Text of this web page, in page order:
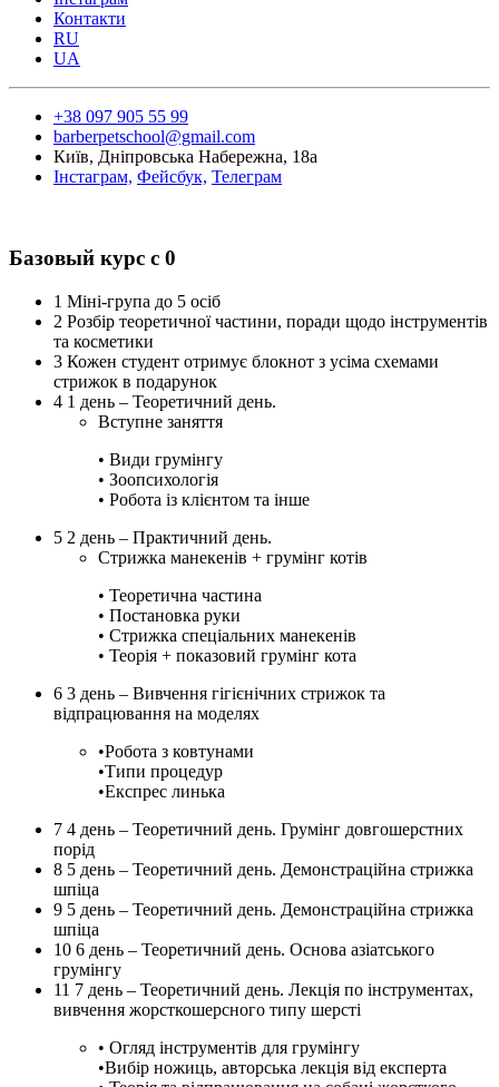
Контакти
RU
UA
+38 097 905 55 99
barberpetschool@gmail.com
Київ, Дніпровська Набережна, 18а
Інстаграм, Фейсбук, Телеграм
Базовый курс с 0
1 Міні-група до 5 осіб
2 Розбір теоретичної частини, поради щодо інструментів
та косметики
3 Кожен студент отримує блокнот з усіма схемами
стрижок в подарунок
4 1 день – Теоретичний день.
Вступне заняття
• Види грумінгу
• Зоопсихологія
• Робота із клієнтом та інше
5 2 день – Практичний день.
Стрижка манекенів + грумінг котів
• Теоретична частина
• Постановка руки
• Стрижка спеціальних манекенів
• Теорія + показовий грумінг кота
6 3 день – Вивчення гігієнічних стрижок та
відпрацювання на моделях
•Робота з ковтунами
•Типи процедур
•Експрес линька
7 4 день – Теоретичний день. Грумінг довгошерстних
порід
8 5 день – Теоретичний день. Демонстраційна стрижка
шпіца
9 5 день – Теоретичний день. Демонстраційна стрижка
шпіца
10 6 день – Теоретичний день. Основа азіатського
грумінгу
11 7 день – Теоретичний день. Лекція по інструментах,
вивчення жорсткошерсного типу шерсті
• Огляд інструментів для грумінгу
•Вибір ножиць, авторська лекція від експерта